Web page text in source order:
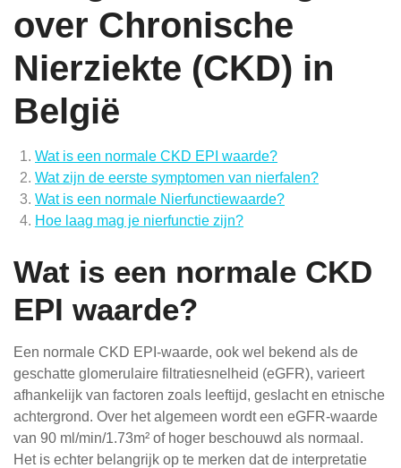
over Chronische
Nierziekte (CKD) in
België
Wat is een normale CKD EPI waarde?
Wat zijn de eerste symptomen van nierfalen?
Wat is een normale Nierfunctiewaarde?
Hoe laag mag je nierfunctie zijn?
Wat is een normale CKD
EPI waarde?
Een normale CKD EPI-waarde, ook wel bekend als de
geschatte glomerulaire filtratiesnelheid (eGFR), varieert
afhankelijk van factoren zoals leeftijd, geslacht en etnische
achtergrond. Over het algemeen wordt een eGFR-waarde
van 90 ml/min/1.73m² of hoger beschouwd als normaal.
Het is echter belangrijk op te merken dat de interpretatie